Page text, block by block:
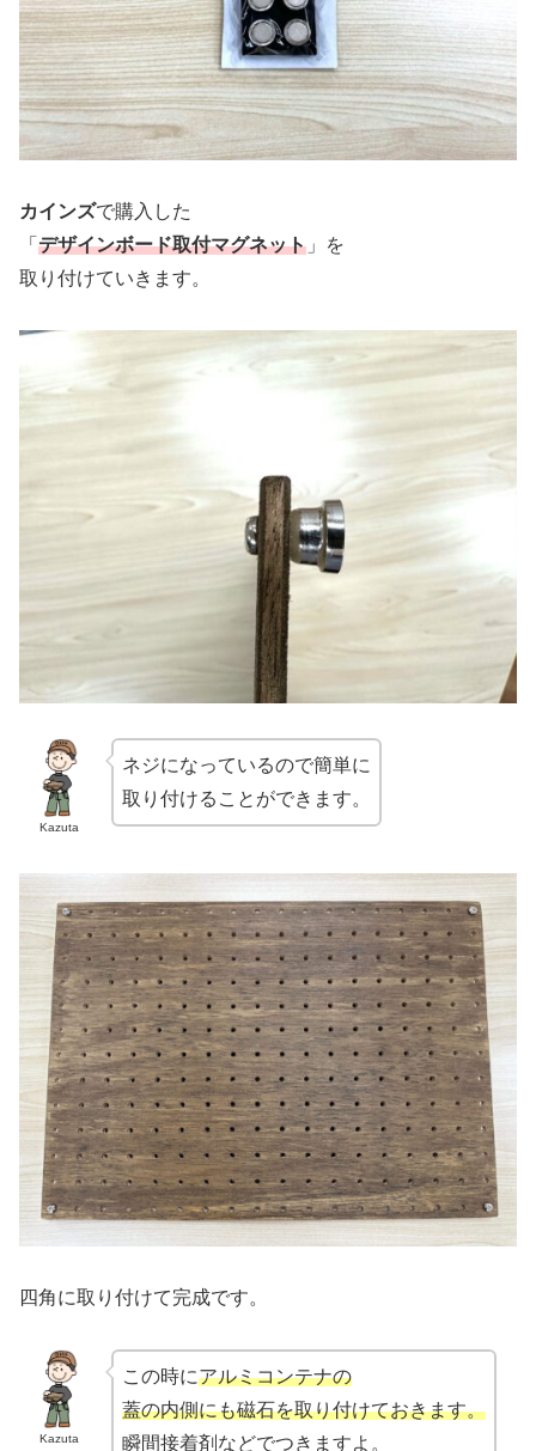
カインズで購入した
「 デザインボード取付マグネット 」を
取り付けていきます。
Kazuta
ネジになっているので簡単に
取り付けることができます。
四角に取り付けて完成です。
Kazuta
この時にアルミコンテナの
蓋の内側にも磁石を取り付けておきます。
瞬間接着剤などでつきますよ。